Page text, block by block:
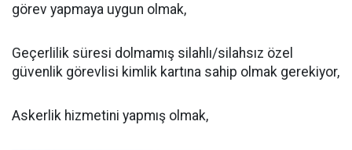
görev yapmaya uygun olmak,
Geçerlilik süresi dolmamış silahlı/silahsız özel
güvenlik görevlisi kimlik kartına sahip olmak gerekiyor,
Askerlik hizmetini yapmış olmak,